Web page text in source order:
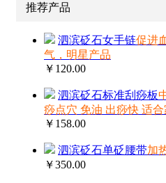
推荐产品
泗滨砭石女手链促进
气，明星产品
￥120.00
泗滨砭石标准刮痧板
痧点穴 免油 出痧快 适合
￥158.00
泗滨砭石单砭腰带加
￥350.00